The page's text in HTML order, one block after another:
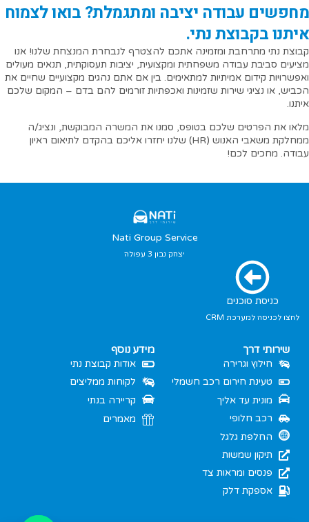
מחפשים עבודה יציבה ומתגמלת? בואו לצמוח
איתנו בקבוצת נתי.
קבוצת נתי מתרחבת ומזמינה אתכם להצטרף לנבחרת המנצחת שלנו! אנו
מציעים סביבת עבודה משפחתית ומקצועית, יציבות תעסוקתית, תנאים מעולים
ואפשרויות קידום אמיתיות למתאימים. בין אם אתם נהגים מקצועיים שחיים את
הכביש, או נציגי שירות שזמינות ואכפתיות זורמים להם בדם – המקום שלכם
איתנו.
מלאו את הפרטים שלכם בטופס, סמנו את המשרה המבוקשת, ונציג/ה
ממחלקת משאבי האנוש (HR) שלנו יחזרו אליכם בהקדם לתיאום ראיון
עבודה. מחכים לכם!
Nati Group Service
יצחק נבון 3 עפולה
כניסת סוכנים
לחצו לכניסה למערכת CRM
שירותי דרך
חילוץ וגרירה
טעינת חירום רכב חשמלי
מונית עד אליך
רכב חלופי
החלפת גלגל
תיקון שמשות
פנסים ומראות צד
אספקת דלק
מידע נוסף
אודות קבוצת נתי
לקוחות ממליצים
קריירה בנתי
מאמרים